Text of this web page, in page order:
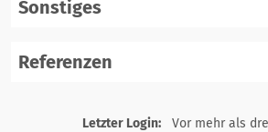
Sonstiges
Referenzen
Letzter Login:
Vor mehr als